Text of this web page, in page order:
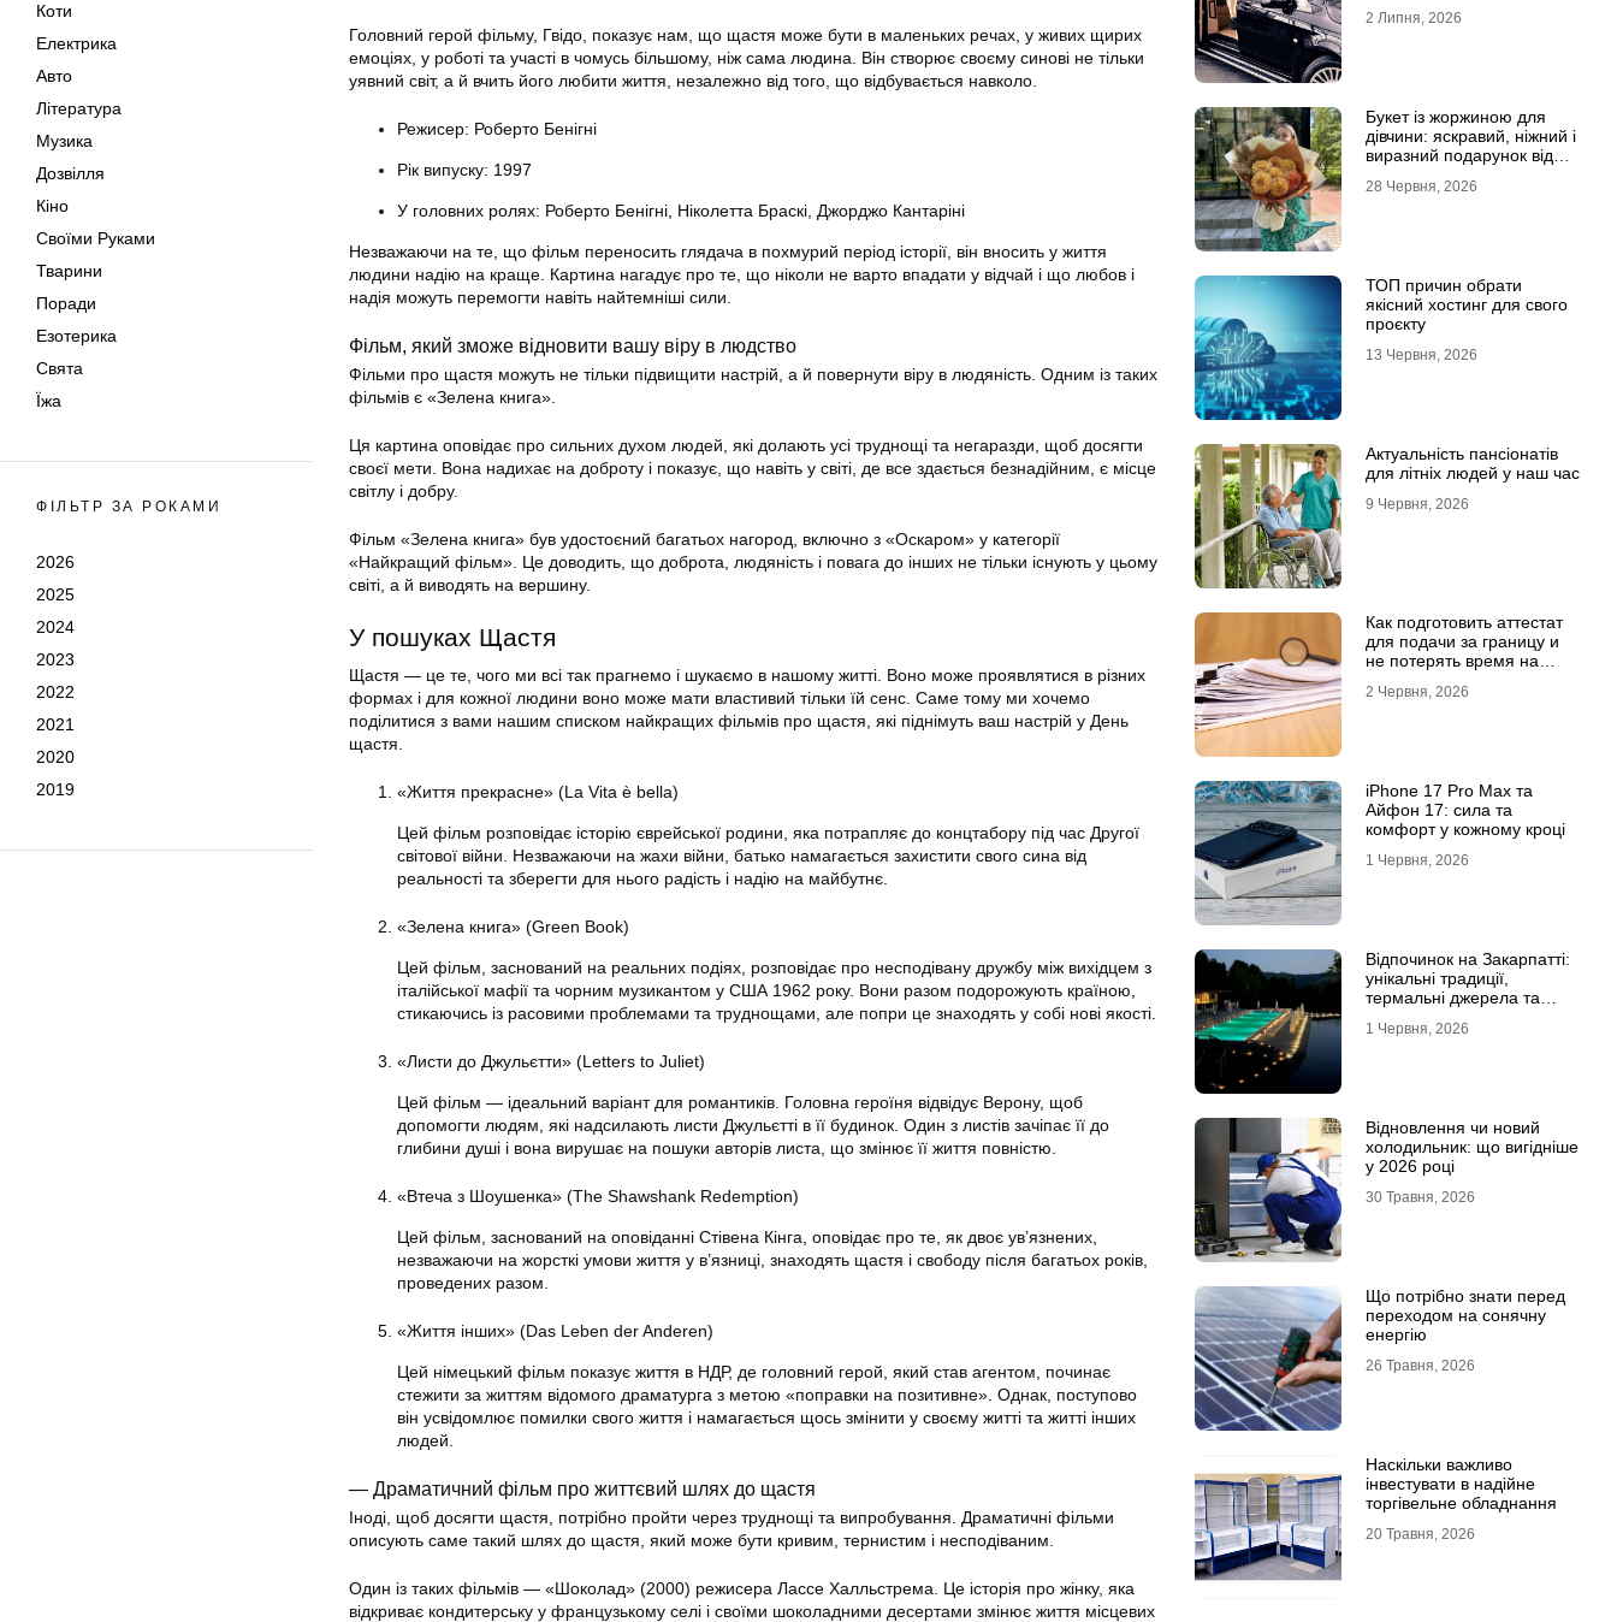
Коти
Електрика
Авто
Література
Музика
Дозвілля
Кіно
Своїми Руками
Тварини
Поради
Езотерика
Свята
Їжа
ФІЛЬТР ЗА РОКАМИ
2026
2025
2024
2023
2022
2021
2020
2019
Головний герой фільму, Гвідо, показує нам, що щастя може бути в маленьких речах, у живих щирих
емоціях, у роботі та участі в чомусь більшому, ніж сама людина. Він створює своєму синові не тільки
уявний світ, а й вчить його любити життя, незалежно від того, що відбувається навколо.
Режисер: Роберто Бенігні
Рік випуску: 1997
У головних ролях: Роберто Бенігні, Ніколетта Браскі, Джорджо Кантаріні
Незважаючи на те, що фільм переносить глядача в похмурий період історії, він вносить у життя
людини надію на краще. Картина нагадує про те, що ніколи не варто впадати у відчай і що любов і
надія можуть перемогти навіть найтемніші сили.
Фільм, який зможе відновити вашу віру в людство
Фільми про щастя можуть не тільки підвищити настрій, а й повернути віру в людяність. Одним із таких
фільмів є «Зелена книга».
Ця картина оповідає про сильних духом людей, які долають усі труднощі та негаразди, щоб досягти
своєї мети. Вона надихає на доброту і показує, що навіть у світі, де все здається безнадійним, є місце
світлу і добру.
Фільм «Зелена книга» був удостоєний багатьох нагород, включно з «Оскаром» у категорії
«Найкращий фільм». Це доводить, що доброта, людяність і повага до інших не тільки існують у цьому
світі, а й виводять на вершину.
У пошуках Щастя
Щастя — це те, чого ми всі так прагнемо і шукаємо в нашому житті. Воно може проявлятися в різних
формах і для кожної людини воно може мати властивий тільки їй сенс. Саме тому ми хочемо
поділитися з вами нашим списком найкращих фільмів про щастя, які піднімуть ваш настрій у День
щастя.
«Життя прекрасне» (La Vita è bella)
Цей фільм розповідає історію єврейської родини, яка потрапляє до концтабору під час Другої
світової війни. Незважаючи на жахи війни, батько намагається захистити свого сина від
реальності та зберегти для нього радість і надію на майбутнє.
«Зелена книга» (Green Book)
Цей фільм, заснований на реальних подіях, розповідає про несподівану дружбу між вихідцем з
італійської мафії та чорним музикантом у США 1962 року. Вони разом подорожують країною,
стикаючись із расовими проблемами та труднощами, але попри це знаходять у собі нові якості.
«Листи до Джульєтти» (Letters to Juliet)
Цей фільм — ідеальний варіант для романтиків. Головна героїня відвідує Верону, щоб
допомогти людям, які надсилають листи Джульєтті в її будинок. Один з листів зачіпає її до
глибини душі і вона вирушає на пошуки авторів листа, що змінює її життя повністю.
«Втеча з Шоушенка» (The Shawshank Redemption)
Цей фільм, заснований на оповіданні Стівена Кінга, оповідає про те, як двоє ув’язнених,
незважаючи на жорсткі умови життя у в’язниці, знаходять щастя і свободу після багатьох років,
проведених разом.
«Життя інших» (Das Leben der Anderen)
Цей німецький фільм показує життя в НДР, де головний герой, який став агентом, починає
стежити за життям відомого драматурга з метою «поправки на позитивне». Однак, поступово
він усвідомлює помилки свого життя і намагається щось змінити у своєму житті та житті інших
людей.
— Драматичний фільм про життєвий шлях до щастя
Іноді, щоб досягти щастя, потрібно пройти через труднощі та випробування. Драматичні фільми
описують саме такий шлях до щастя, який може бути кривим, тернистим і несподіваним.
Один із таких фільмів — «Шоколад» (2000) режисера Лассе Халльстрема. Це історія про жінку, яка
відкриває кондитерську у французькому селі і своїми шоколадними десертами змінює життя місцевих
2 Липня, 2026
Букет із жоржиною для
дівчини: яскравий, ніжний і
виразний подарунок від
28 Червня, 2026
ТОП причин обрати
якісний хостинг для свого
проєкту
13 Червня, 2026
Актуальність пансіонатів
для літніх людей у наш час
9 Червня, 2026
Как подготовить аттестат
для подачи за границу и
не потерять время на
2 Червня, 2026
iPhone 17 Pro Max та
Айфон 17: сила та
комфорт у кожному кроці
1 Червня, 2026
Відпочинок на Закарпатті:
унікальні традиції,
термальні джерела та
1 Червня, 2026
Відновлення чи новий
холодильник: що вигідніше
у 2026 році
30 Травня, 2026
Що потрібно знати перед
переходом на сонячну
енергію
26 Травня, 2026
Наскільки важливо
інвестувати в надійне
торгівельне обладнання
20 Травня, 2026